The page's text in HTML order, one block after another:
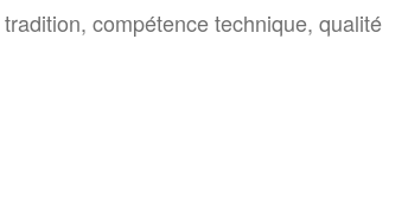
compétence technique, qualité